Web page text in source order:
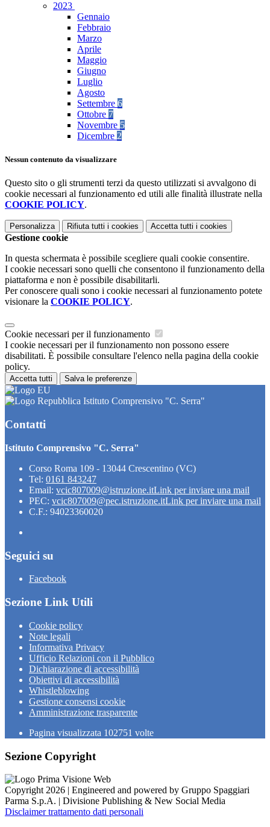
2023
Gennaio
Febbraio
Marzo
Aprile
Maggio
Giugno
Luglio
Agosto
Settembre 6
Ottobre 7
Novembre 5
Dicembre 2
Nessun contenuto da visualizzare
Questo sito o gli strumenti terzi da questo utilizzati si avvalgono di
cookie necessari al funzionamento ed utili alle finalità illustrate nella
COOKIE POLICY.
Personalizza Rifiuta tutti i cookies Accetta tutti i cookies
Gestione cookie
In questa schermata è possibile scegliere quali cookie consentire.
I cookie necessari sono quelli che consentono il funzionamento della
piattaforma e non è possibile disabilitarli.
Per conoscere quali sono i cookie necessari al funzionamento potete
visionare la COOKIE POLICY.
Cookie necessari per il funzionamento
I cookie necessari per il funzionamento non possono essere
disabilitati. È possibile consultare l'elenco nella pagina della cookie
policy.
Accetta tutti Salva le preferenze
Istituto Comprensivo "C. Serra"
Contatti
Istituto Comprensivo "C. Serra"
Corso Roma 109 - 13044 Crescentino (VC)
Tel: 0161 843247
Email: vcic807009@istruzione.itLink per inviare una mail
PEC: vcic807009@pec.istruzione.itLink per inviare una mail
C.F.: 94023360020
Seguici su
Facebook
Sezione Link Utili
Cookie policy
Note legali
Informativa Privacy
Ufficio Relazioni con il Pubblico
Dichiarazione di accessibilità
Obiettivi di accessibilità
Whistleblowing
Gestione consensi cookie
Amministrazione trasparente
Pagina visualizzata 102751 volte
Sezione Copyright
Copyright 2026 | Engineered and powered by Gruppo Spaggiari
Parma S.p.A. | Divisione Publishing & New Social Media
Disclaimer trattamento dati personali